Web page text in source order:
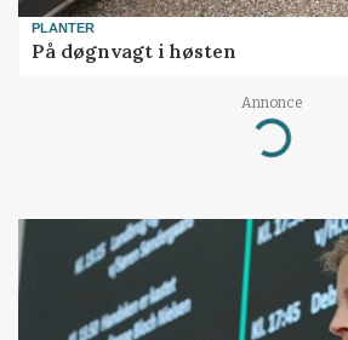
PLANTER
På døgnvagt i høsten
Annonce
Loading...